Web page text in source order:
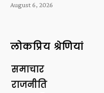
August 6, 2026
लोकप्रिय श्रेणियां
समाचार
राजनीति